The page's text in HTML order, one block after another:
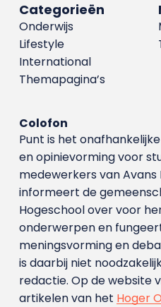
Categorieën
Onderwijs
Lifestyle
International
Themapagina’s
Colofon
Punt is het
en opinievorming voor
medewerkers van Avans
informeert de
Hogeschool over voor
onderwerpen en
meningsvorming en
is daarbij niet
redactie. Op de website
artikelen van het Hoger